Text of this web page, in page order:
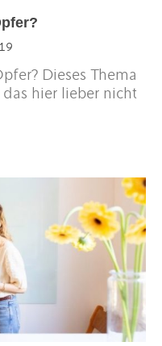
Dieses Thema
hier lieber nicht